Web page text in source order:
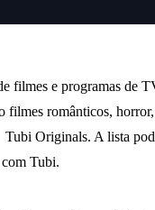
filmes e programas de
filmes românticos, horror,
Originals. A lista
Tubi.